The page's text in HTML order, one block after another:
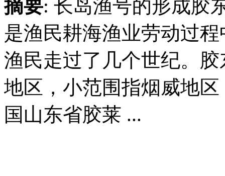
摘要: 长岛渔号的形成胶
是渔民耕海渔业劳动过
渔民走过了几个世纪。
地区，小范围指烟威地
国山东省胶莱 ...